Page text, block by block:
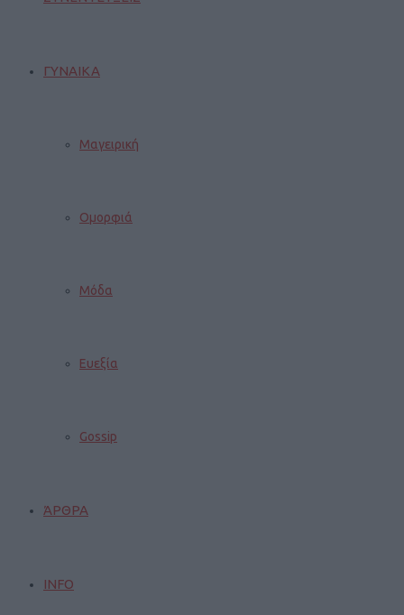
ΓΥΝΑΙΚΑ
Μαγειρική
Ομορφιά
Μόδα
Ευεξία
Gossip
ΆΡΘΡΑ
INFO